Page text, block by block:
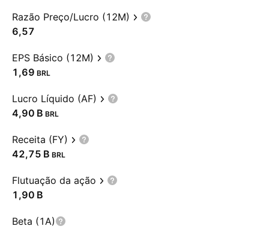
Razão Preço/Lucro (12M)
6,57
EPS Básico (12M)
1,69 BRL
Lucro Líquido (AF)
‪4,90 B‬ BRL
Receita (FY)
‪42,75 B‬ BRL
Flutuação da ação
‪1,90 B‬
Beta (1A)